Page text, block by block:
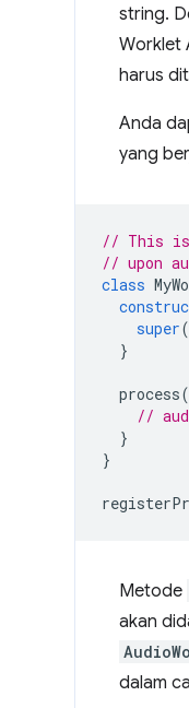
string.
Worklet
harus
Anda
yang
// This is
// upon
class
super
}
process(
//
}
}
Metode
akan
dalam